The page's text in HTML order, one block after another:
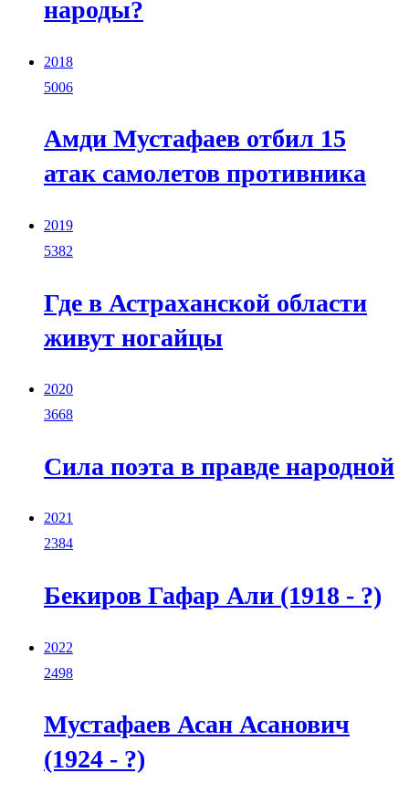
народы?
2018
5006
Амди Мустафаев отбил 15
атак самолетов противника
2019
5382
Где в Астраханской области
живут ногайцы
2020
3668
Сила поэта в правде народной
2021
2384
Бекиров Гафар Али (1918 - ?)
2022
2498
Мустафаев Асан Асанович
(1924 - ?)